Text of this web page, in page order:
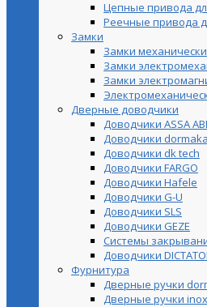
Цепные привода
Реечные привода
Замки
Замки
Замки
Замки
Дверные доводчики
Доводчики ASSA
Доводчики
Доводчики dk tech
Доводчики FARGO
Доводчики Hafele
Доводчики G-U
Доводчики SLS
Доводчики GEZE
Cистемы
Доводчики
Фурнитура
Дверные ручки
Дверные ручки